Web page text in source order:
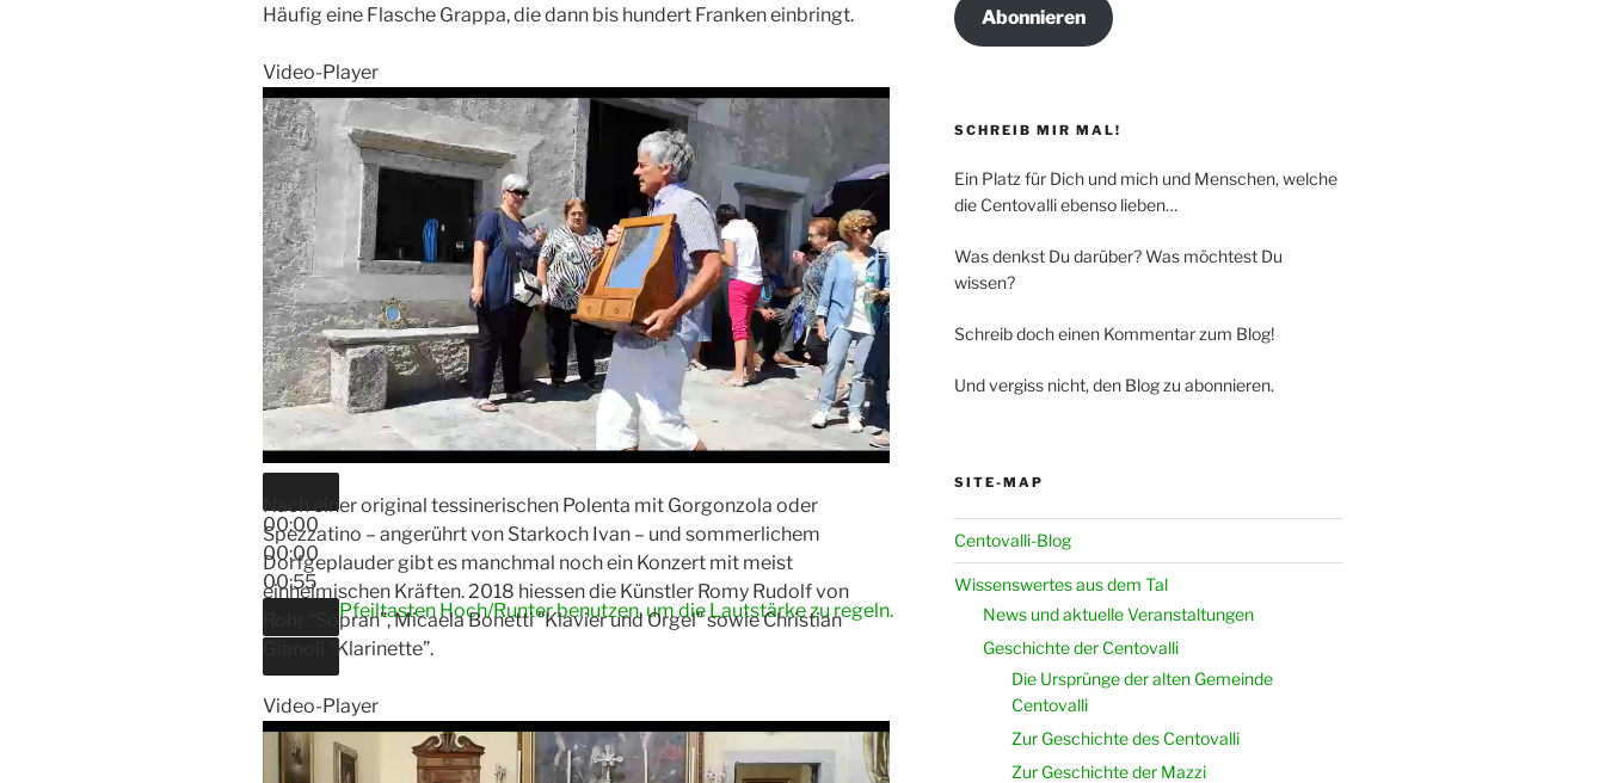
Häufig eine Flasche Grappa, die dann bis hundert Franken einbringt.
Video-Player
00:00
00:00
00:55
Pfeiltasten Hoch/Runter benutzen, um die Lautstärke zu regeln.
Nach einer original tessinerischen Polenta mit Gorgonzola oder
Spezzatino – angerührt von Starkoch Ivan – und sommerlichem
Dorfgeplauder gibt es manchmal noch ein Konzert mit meist
einheimischen Kräften. 2018 hiessen die Künstler Romy Rudolf von
Rohr “Sopran”, Micaela Bonetti ”Klavier und Orgel” sowie Christian
Gianoli “Klarinette”.
Video-Player
Abonnieren
SCHREIB MIR MAL!
Ein Platz für Dich und mich und Menschen, welche
die Centovalli ebenso lieben…
Was denkst Du darüber? Was möchtest Du
wissen?
Schreib doch einen Kommentar zum Blog!
Und vergiss nicht, den Blog zu abonnieren.
SITE-MAP
Centovalli-Blog
Wissenswertes aus dem Tal
News und aktuelle Veranstaltungen
Geschichte der Centovalli
Die Ursprünge der alten Gemeinde
Centovalli
Zur Geschichte des Centovalli
Zur Geschichte der Mazzi